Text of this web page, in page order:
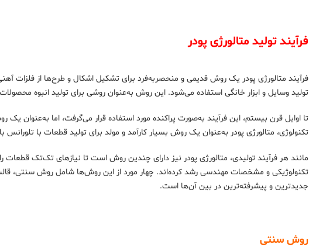
فرآیند تولید متالورژی پودر
فرآیند متالورژی پودر یک روش قدیمی و منحصربه‌فرد برای تشکیل اشکال و طرح‌ها از فلزات
تولید وسایل و ابزار خانگی استفاده می‌شود. این روش به‌عنوان روشی برای تولید انبوه
تا اوایل قرن بیستم، این فرآیند به‌صورت پراکنده مورد استفاده قرار می‌گرفت، اما
تکنولوژی، متالورژی پودر به‌عنوان یک روش بسیار کارآمد و مولد برای تولید قطعات با
مانند هر فرآیند تولیدی، متالورژی پودر نیز دارای چندین روش است تا نیازهای تک‌تک
تکنولوژیکی و مشخصات مهندسی رشد کرده‌اند. چهار مورد از این روش‌ها شامل روش سنتی،
جدیدترین و پیشرفته‌ترین در بین آن‌ها است.
روش سنتی